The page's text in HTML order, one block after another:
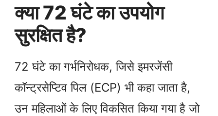
क्या 72 घंटे का उपयोग
सुरक्षित है?
72 घंटे का गर्भनिरोधक, जिसे इमरजेंसी
कॉन्ट्रसेप्टिव पिल (ECP) भी कहा जाता है,
उन महिलाओं के लिए विकसित किया गया है जो